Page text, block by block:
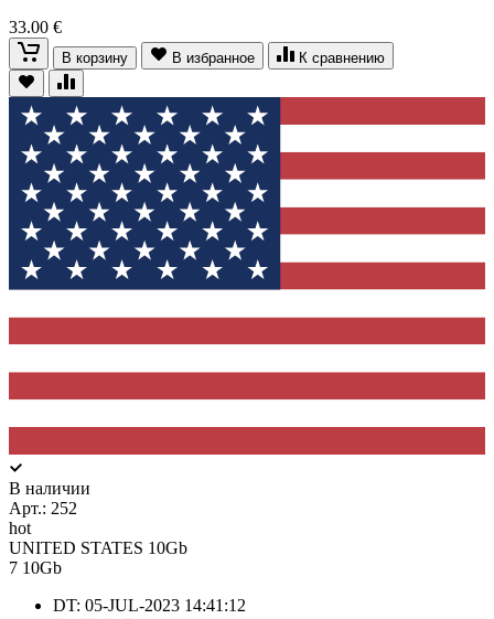
33.00 €
В корзину В избранное К сравнению
В наличии
Арт.: 252
hot
UNITED STATES 10Gb
7 10Gb
DT: 05-JUL-2023 14:41:12